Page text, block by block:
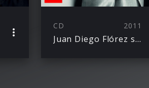
CD 2011
Juan Diego Flórez singt Rossini